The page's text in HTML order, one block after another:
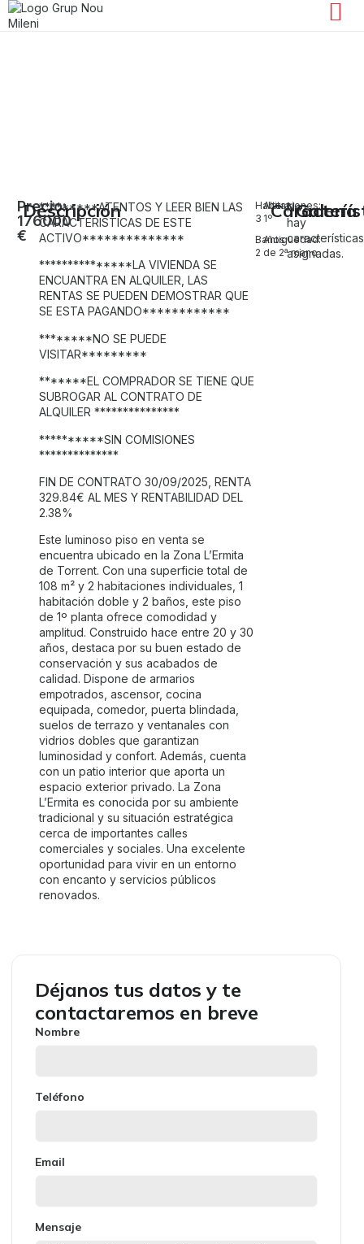
Déjanos tus datos y te
contactaremos en breve
Nombre
Teléfono
Email
Mensaje
Precio:
176000
€
Descripción
*********ATENTOS Y LEER BIEN LAS
CARACTERISTICAS DE ESTE
ACTIVO**************
***************LA VIVIENDA SE
ENCUANTRA EN ALQUILER, LAS
RENTAS SE PUEDEN DEMOSTRAR QUE
SE ESTA PAGANDO************
********NO SE PUEDE
VISITAR*********
*******EL COMPRADOR SE TIENE QUE
SUBROGAR AL CONTRATO DE
ALQUILER ***************
**********SIN COMISIONES
**************
FIN DE CONTRATO 30/09/2025, RENTA
329.84€ AL MES Y RENTABILIDAD DEL
2.38%
Este luminoso piso en venta se
encuentra ubicado en la Zona L’Ermita
de Torrent. Con una superficie total de
108 m² y 2 habitaciones individuales, 1
habitación doble y 2 baños, este piso
de 1º planta ofrece comodidad y
amplitud. Construido hace entre 20 y 30
años, destaca por su buen estado de
conservación y sus acabados de
calidad. Dispone de armarios
empotrados, ascensor, cocina
equipada, comedor, puerta blindada,
suelos de terrazo y ventanales con
vidrios dobles que garantizan
luminosidad y confort. Además, cuenta
con un patio interior que aporta un
espacio exterior privado. La Zona
L’Ermita es conocida por su ambiente
tradicional y su situación estratégica
cerca de importantes calles
comerciales y sociales. Una excelente
oportunidad para vivir en un entorno
con encanto y servicios públicos
renovados.
Habitaciones:
3
Baños:
2
Altura:
1º
Antiguedad:
de 2ª mano
No
hay
características
asignadas.
Galería